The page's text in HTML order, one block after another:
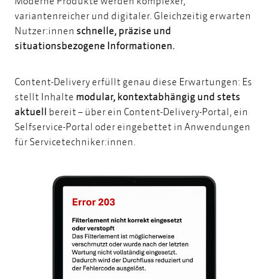
variantenreicher und digitaler. Gleichzeitig erwarten
Nutzer:innen schnelle, präzise und
situationsbezogene Informationen.
Content-Delivery erfüllt genau diese Erwartungen: Es
stellt Inhalte modular, kontextabhängig und stets
aktuell bereit –über ein Content-Delivery-Portal, ein
Selfservice-Portal oder eingebettet in Anwendungen
für Servicetechniker:innen.